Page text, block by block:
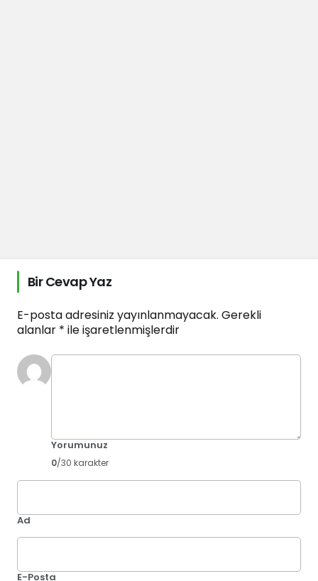
Bir Cevap Yaz
E-posta adresiniz yayınlanmayacak. Gerekli
alanlar * ile işaretlenmişlerdir
Yorumunuz
0/30 karakter
Ad
E-Posta